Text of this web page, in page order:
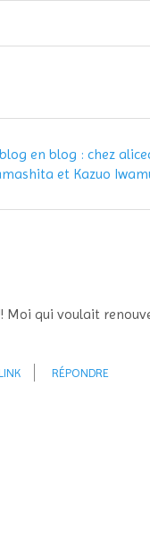
en blog : chez
et Kazuo
Moi qui voulait
RÉPONDRE